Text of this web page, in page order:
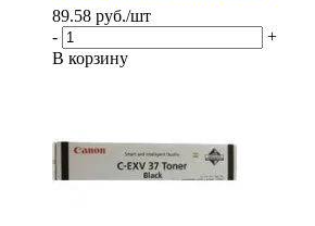
89.58 руб./шт
-
+
В корзину